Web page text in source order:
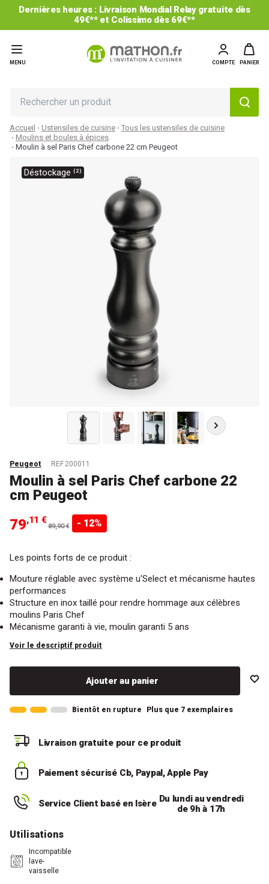
Dernières heures : Livraison Mondial Relay gratuite dès
49€** et Colissimo dès 69€**
MENU COMPTE PANIER
Accueil Ustensiles de cuisine
Tous les ustensiles de cuisine
Moulins et boules à épices
Moulin à sel Paris Chef carbone 22 cm Peugeot
Déstockage ⁽²⁾
Peugeot REF.200011
Moulin à sel Paris Chef carbone 22
cm Peugeot
79,11 €
89,90 € - 12%
Les points forts de ce produit :
Mouture réglable avec système u'Select et mécanisme hautes
performances
Structure en inox taillé pour rendre hommage aux célèbres
moulins Paris Chef
Mécanisme garanti à vie, moulin garanti 5 ans
Voir le descriptif produit
Ajouter au panier
Bientôt en rupture Plus que 7 exemplaires
Livraison gratuite pour ce produit
Paiement sécurisé Cb, Paypal, Apple Pay
Service Client basé en Isère Du lundi au vendredi
de 9h à 17h
Utilisations
Incompatible
lave-
vaisselle